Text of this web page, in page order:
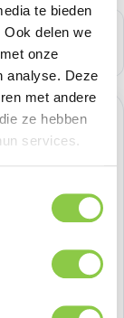
te bieden
delen we
onze
analyse. Deze
met andere
ze hebben
services.